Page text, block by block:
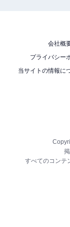
会社概
プライバシー
当サイトの情報に
すべてのコンテ